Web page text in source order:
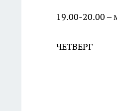
19.00-20.00 –
ЧЕТВЕРГ